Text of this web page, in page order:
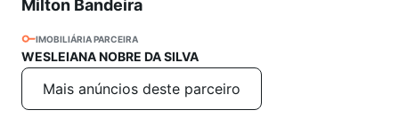
Milton Bandeira
IMOBILIÁRIA PARCEIRA
WESLEIANA NOBRE DA SILVA
Mais anúncios deste parceiro